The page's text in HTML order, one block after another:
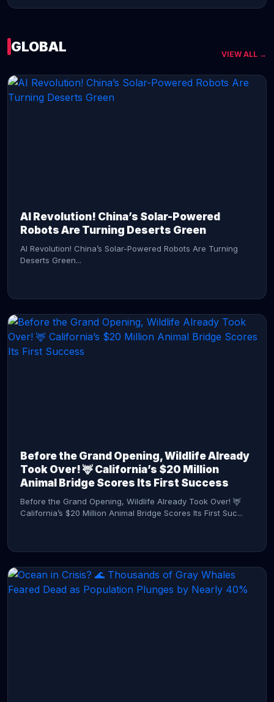
GLOBAL VIEW ALL →
AI Revolution! China’s Solar-Powered
Robots Are Turning Deserts Green
AI Revolution! China’s Solar-Powered Robots Are Turning
Deserts Green...
Before the Grand Opening, Wildlife Already
Took Over! 🦌 California’s $20 Million
Animal Bridge Scores Its First Success
Before the Grand Opening, Wildlife Already Took Over! 🦌
California’s $20 Million Animal Bridge Scores Its First Suc...